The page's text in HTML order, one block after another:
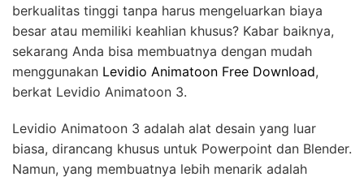
berkualitas tinggi tanpa harus mengeluarkan biaya
besar atau memiliki keahlian khusus? Kabar baiknya,
sekarang Anda bisa membuatnya dengan mudah
menggunakan Levidio Animatoon Free Download,
berkat Levidio Animatoon 3.
Levidio Animatoon 3 adalah alat desain yang luar
biasa, dirancang khusus untuk Powerpoint dan Blender.
Namun, yang membuatnya lebih menarik adalah